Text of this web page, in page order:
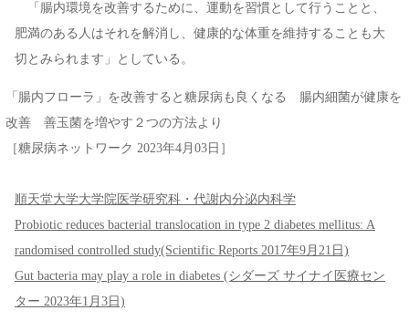
「腸内環境を改善するために、運動を習慣として行うことと、
肥満のある人はそれを解消し、健康的な体重を維持することも大
切とみられます」としている。
「腸内フローラ」を改善すると糖尿病も良くなる 腸内細菌が健康を
改善 善玉菌を増やす２つの方法より
［糖尿病ネットワーク 2023年4月03日］
順天堂大学大学院医学研究科・代謝内分泌内科学
Probiotic reduces bacterial translocation in type 2 diabetes mellitus: A
randomised controlled study(Scientific Reports 2017年9月21日)
Gut bacteria may play a role in diabetes (シダーズ サイナイ医療セン
ター 2023年1月3日)